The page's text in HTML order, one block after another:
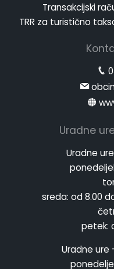
Transakcijski
TRR za turistično
Uradne
Uradne
sreda: od 8.00
petek:
Uradne ure